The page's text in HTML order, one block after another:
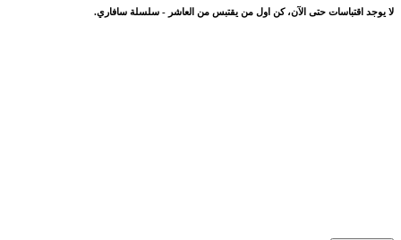
لا يوجد اقتباسات حتى الآن، كن اول من يقتبس من العاشر - سلسلة سافاري.